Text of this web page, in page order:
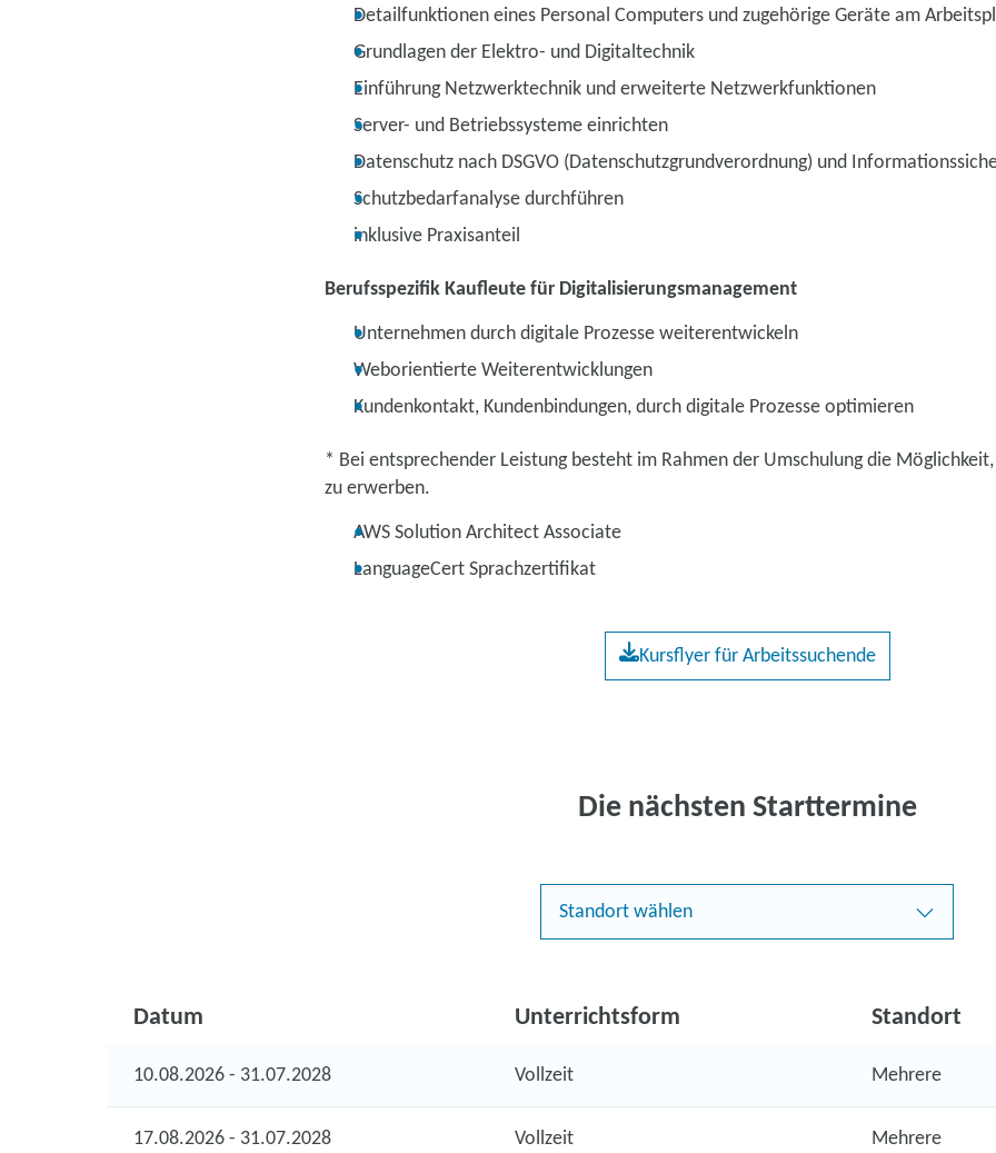
Detailfunktionen eines Personal Computers und zugehörige Geräte am
Grundlagen der Elektro- und Digitaltechnik
Einführung Netzwerktechnik und erweiterte Netzwerkfunktionen
Server- und Betriebssysteme einrichten
Datenschutz nach DSGVO (Datenschutzgrundverordnung) und
Schutzbedarfanalyse durchführen
inklusive Praxisanteil
Berufsspezifik Kaufleute für Digitalisierungsmanagement
Unternehmen durch digitale Prozesse weiterentwickeln
Weborientierte Weiterentwicklungen
Kundenkontakt, Kundenbindungen, durch digitale Prozesse optimieren
* Bei entsprechender Leistung besteht im Rahmen der Umschulung die
zu erwerben.
AWS Solution Architect Associate
LanguageCert Sprachzertifikat
Kursflyer für Arbeitssuchende
Die nächsten Starttermine
Standort wählen
Datum Unterrichtsform Standort
10.08.2026 - 31.07.2028 Vollzeit Mehrere
17.08.2026 - 31.07.2028 Vollzeit Mehrere